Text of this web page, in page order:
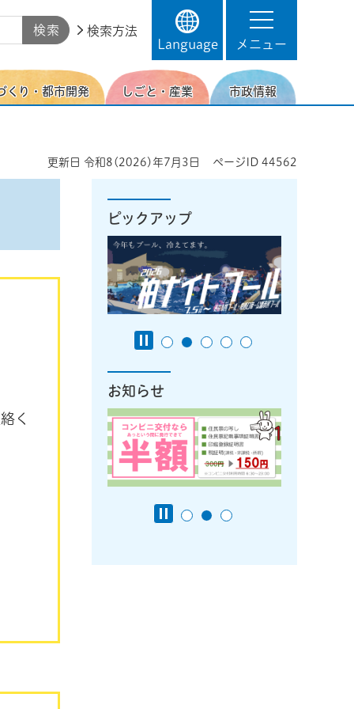
検索方法
Language
メニュー
くり・都市開発 しごと・産業 市政情報
更新日 令和8(2026)年7月3日 ページID 44562
く
ピックアップ
お知らせ